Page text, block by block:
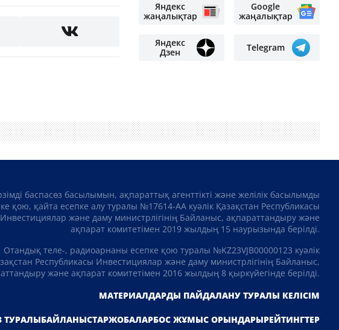
Яндекс
жаңалықтар
Google
жаңалықтар
Яндекс
Дзен
Telegram
баспасөз басылымын, ақпараттық агенттікті және желілік басылымды
қою, қайта есепке алу туралы №17614-АА куәлік Қазақстан Республикасы
Инвестициялар және даму министрлігінің Байланыс, ақпараттандыру және
ақпарат комитетімен 2019 жылдың 15 наурызында берілді.
Отандық теле-, радиоарнаны есепке қою туралы №KZ23VJB00000123 куәлік
Республикасы Инвестициялар және даму министрлігінің Байланыс,
және ақпарат комитетімен 2016 жылдың 8 қыркүйегінде берілді.
МАТЕРИАЛДАРДЫ ПАЙДАЛАНУ ТУРАЛЫ КЕЛІСІМ
ТУРАЛЫБАЙЛАНЫСТАРЖОБАЛАРБОС ЖҰМЫС ОРЫНДАРЫРЕЙТИНГТЕР